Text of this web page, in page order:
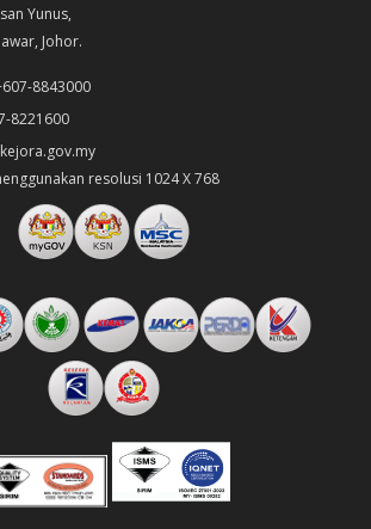
Yunus,
Johor.
8843000
8221600
resolusi 1024 X 768